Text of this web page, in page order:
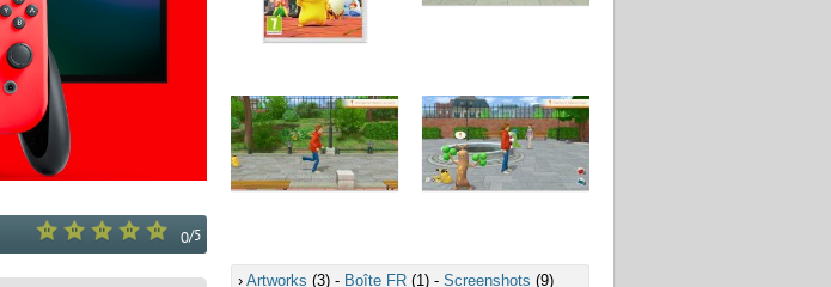
0/5
› Artworks (3) - Boîte FR (1) - Screenshots (9)